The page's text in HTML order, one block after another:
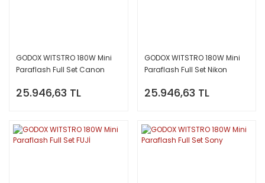
GODOX WITSTRO 180W Mini
Paraflash Full Set Canon
25.946,63 TL
GODOX WITSTRO 180W Mini
Paraflash Full Set Nikon
25.946,63 TL